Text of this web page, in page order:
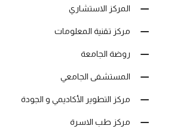
المركز الاستشاري
مركز تقنية المعلومات
روضة الجامعة
المستشفى الجامعي
مركز التطوير الأكاديمي و الجودة
مركز طب الاسرة